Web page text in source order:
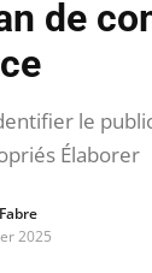
de
le
Élaborer
2025